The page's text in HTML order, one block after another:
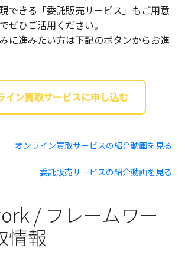
できる「委託販売サービス」もご用意
ぜひご活用ください。
に進みたい方は下記のボタンからお進
イン買取サービスに申し込む
オンライン買取サービスの紹介動画を見る
委託販売サービスの紹介動画を見る
/ フレームワー
情報